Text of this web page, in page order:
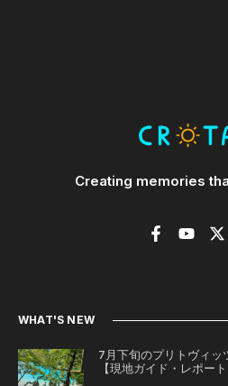
Creating memories
WHAT'S NEW
7月下旬のプリトヴィッ
【現地ガイド・レポート